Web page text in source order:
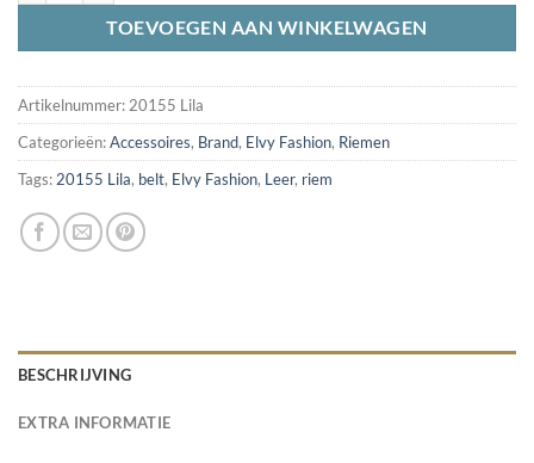
TOEVOEGEN AAN WINKELWAGEN
Artikelnummer: 20155 Lila
Categorieën:Accessoires, Brand, Elvy Fashion, Riemen
Tags: 20155 Lila, belt, Elvy Fashion, Leer, riem
BESCHRIJVING
EXTRA INFORMATIE